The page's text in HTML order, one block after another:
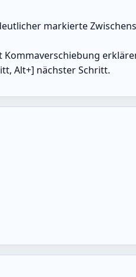
markierte
Alt+] nächster Schritt.